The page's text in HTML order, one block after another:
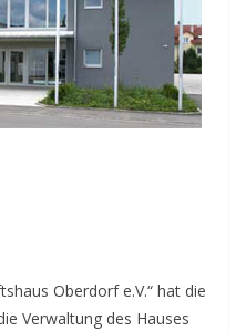
Oberdorf e.V.“ hat die
Verwaltung des Hauses